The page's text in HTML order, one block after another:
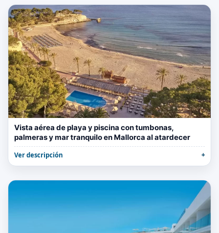
Vista aérea de playa y piscina con tumbonas,
palmeras y mar tranquilo en Mallorca al atardecer
Ver descripción